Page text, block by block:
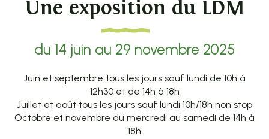
Une exposition du LDM
du 14 juin au 29 novembre 2025
Juin et septembre tous les jours sauf lundi de 10h à
12h30 et de 14h à 18h
Juillet et août tous les jours sauf lundi 10h/18h non stop
Octobre et novembre du mercredi au samedi de 14h à
18h